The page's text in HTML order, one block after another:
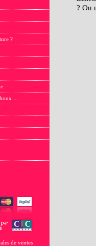
?
...
de ventes
? Ou